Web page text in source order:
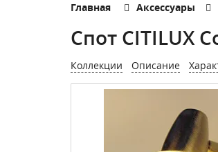
Главная Аксессуары
Спот CITILUX
Коллекции Описание